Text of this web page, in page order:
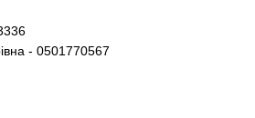
- 0501770567